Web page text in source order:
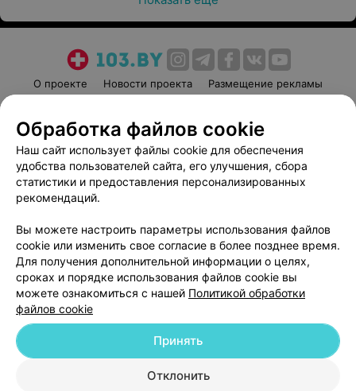
О проекте Новости проекта
Размещение рекламы
Пользовательское соглашение
Способы оплаты
Вакансии
Партнеры
Написать руководителю 103.by
Обработка персональных данных
© 2026 ООО «Артокс Лаб», УНП 191700409
| 220012, Республика Беларусь,
Обработка файлов cookie
Наш сайт использует файлы cookie для обеспечения
удобства пользователей сайта, его улучшения, сбора
статистики и предоставления персонализированных
рекомендаций.
Вы можете настроить параметры использования файлов
cookie или изменить свое согласие в более позднее время.
Для получения дополнительной информации о целях,
сроках и порядке использования файлов cookie вы
можете ознакомиться с нашей Политикой обработки
файлов cookie
Отклонить
Принять